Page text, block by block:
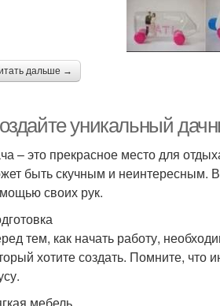
дальше →
уникальный
– это прекрасное место для
быть скучным и неинтересным.
своих рук.
тем, как начать работу,
хотите создать. Помните, что